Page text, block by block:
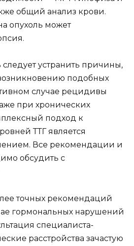
общий анализ крови.
опухоль может
устранить причины,
подобных
случае рецидивы
при хронических
подход к
ТТГ является
Все рекомендации и
обсудить с
точных рекомендаций
гормональных нарушений
специалиста-
расстройства зачастую